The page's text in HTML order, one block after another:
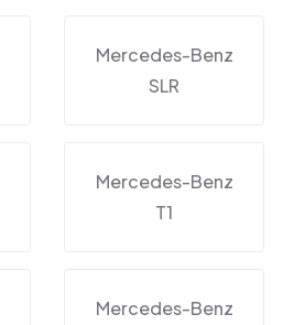
Mercedes-Benz
SLR
Mercedes-Benz
T1
Mercedes-Benz